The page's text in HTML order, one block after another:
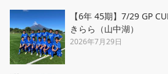
【6年 45期】7/29 GP
きらら（山中湖）
2026年7月29日